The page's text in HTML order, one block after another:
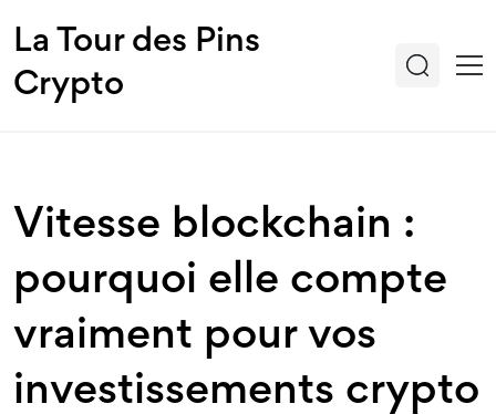
La Tour des Pins
Crypto
Vitesse blockchain :
pourquoi elle compte
vraiment pour vos
investissements crypto